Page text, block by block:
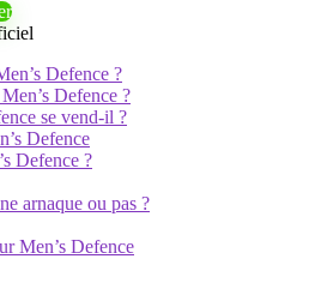
Defence ?
Defence ?
se vend-il ?
Defence
Defence ?
arnaque ou pas ?
Men’s Defence